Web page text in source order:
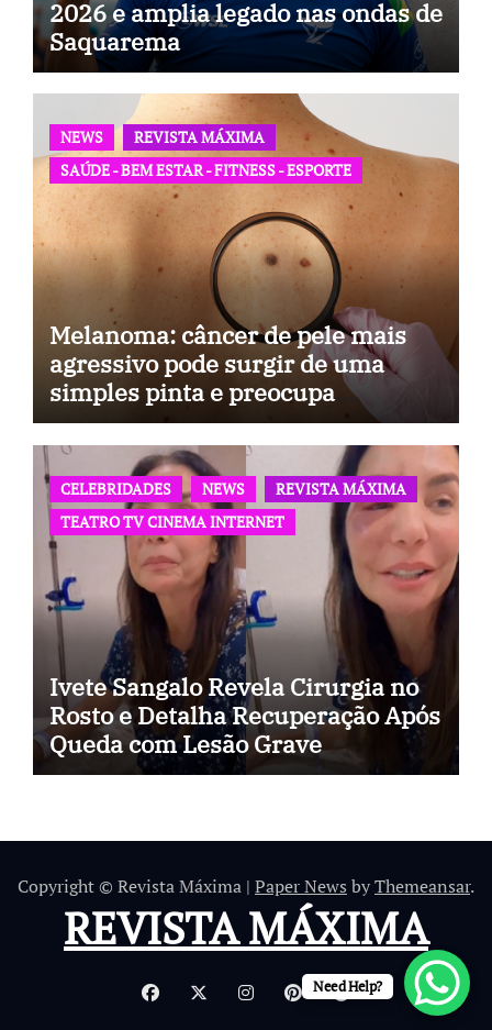
2026 e amplia legado nas ondas de
Saquarema
NEWS
REVISTA MÁXIMA
SAÚDE - BEM ESTAR - FITNESS - ESPORTE
Melanoma: câncer de pele mais
agressivo pode surgir de uma
simples pinta e preocupa
especialistas
CELEBRIDADES NEWS
REVISTA MÁXIMA
TEATRO TV CINEMA INTERNET
Ivete Sangalo Revela Cirurgia no
Rosto e Detalha Recuperação Após
Queda com Lesão Grave
Copyright © Revista Máxima | Paper News byThemeansar.
REVISTA MÁXIMA
Need Help?